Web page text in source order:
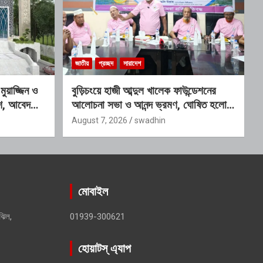
ও
আবেদনের
জাতীয় প্রচ্ছদ সারাদেশ
বুড়িচংয়ে হাজী আব্দুল খালেক ফাউন্ডেশনের
আলোচনা সভা ও আনন্দ ভ্রমণ, ঘোষিত হলো
নতুন কার্যনির্বাহী কমিটি
August 7, 2026 swadhin
মোবাইল
01939-300621
হোয়াটস্ এ্যাপ